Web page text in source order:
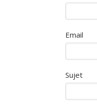
Email
Sujet